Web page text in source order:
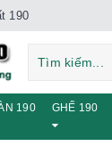
190
190 GHẾ 190